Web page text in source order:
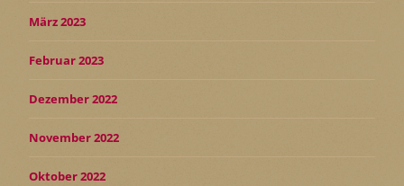
März 2023
Februar 2023
Dezember 2022
November 2022
Oktober 2022